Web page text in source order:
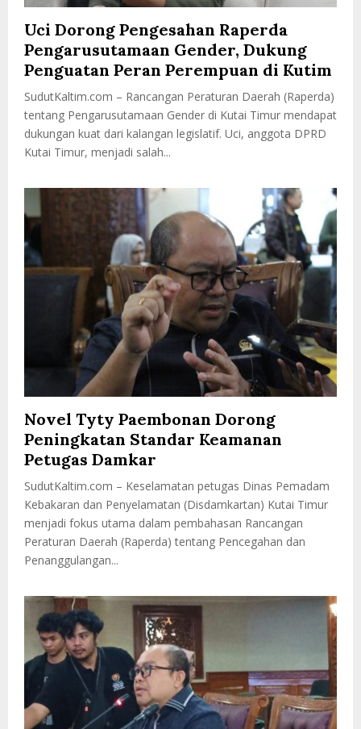
Uci Dorong Pengesahan Raperda
Pengarusutamaan Gender, Dukung
Penguatan Peran Perempuan di Kutim
SudutKaltim.com – Rancangan Peraturan Daerah (Raperda)
tentang Pengarusutamaan Gender di Kutai Timur mendapat
dukungan kuat dari kalangan legislatif. Uci, anggota DPRD
Kutai Timur, menjadi salah...
Novel Tyty Paembonan Dorong
Peningkatan Standar Keamanan
Petugas Damkar
SudutKaltim.com – Keselamatan petugas Dinas Pemadam
Kebakaran dan Penyelamatan (Disdamkartan) Kutai Timur
menjadi fokus utama dalam pembahasan Rancangan
Peraturan Daerah (Raperda) tentang Pencegahan dan
Penanggulangan...